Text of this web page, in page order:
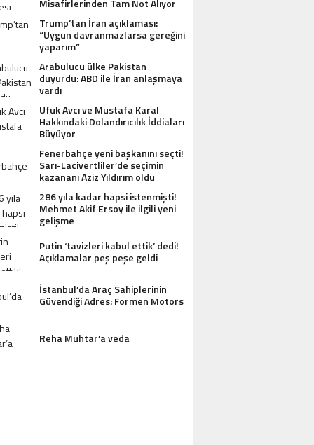
GÖZDESI ANTIK
MISAFIRLERINDEN TAM NOT
Misafirlerinden Tam Not Alıyor
Trump’tan İran açıklaması:
“Uygun davranmazlarsa gereğini
yaparım”
Arabulucu ülke Pakistan
duyurdu: ABD ile İran anlaşmaya
vardı
Ufuk Avcı ve Mustafa Karal
Hakkındaki Dolandırıcılık İddiaları
Büyüyor
Fenerbahçe yeni başkanını seçti!
Sarı-Lacivertliler’de seçimin
kazananı Aziz Yıldırım oldu
286 yıla kadar hapsi istenmişti!
Mehmet Akif Ersoy ile ilgili yeni
gelişme
Putin ‘tavizleri kabul ettik’ dedi!
Açıklamalar peş peşe geldi
İstanbul’da Araç Sahiplerinin
Güvendiği Adres: Formen Motors
Reha Muhtar’a veda